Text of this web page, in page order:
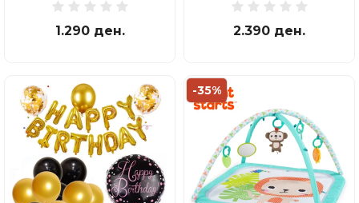
1.290 ден. 2.390 ден.
-35%